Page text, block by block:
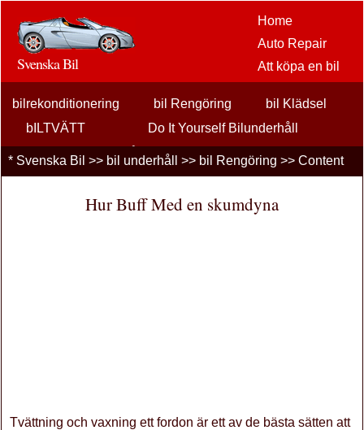
Home
Auto Repair
Att köpa en bil
eftermarknaden
alternativ
Bilförsäkring
Finansiering
Svenska Bil
bilrekonditionering bil Rengöring
bil Klädsel
bILTVÄTT
Do It Yourself Bilunderhåll
Allmän Bil Underhåll
olja Förändringar
Professionell Bilunderhåll
Tire underhåll Tune Ups
* Svenska Bil >> bil underhåll >> bil Rengöring >> Content
Hur Buff Med en skumdyna
Tvättning och vaxning ett fordon är ett av de bästa sätten att